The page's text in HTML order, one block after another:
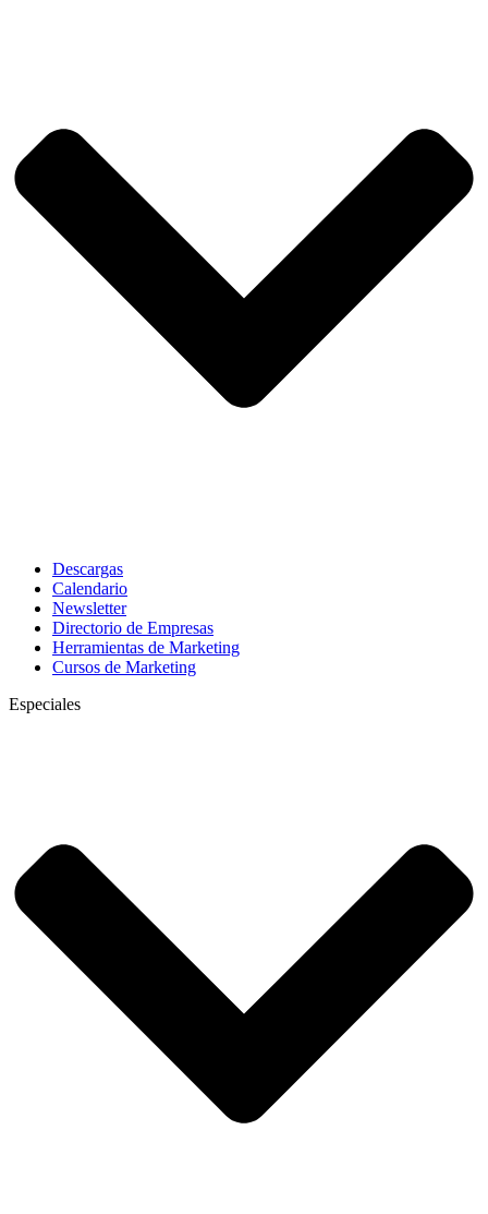
Descargas
Calendario
Newsletter
Directorio de Empresas
Herramientas de Marketing
Cursos de Marketing
Especiales